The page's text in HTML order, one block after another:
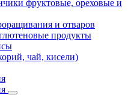
фруктовые, ореховые и
и отваров
продукты
чай, кисели)